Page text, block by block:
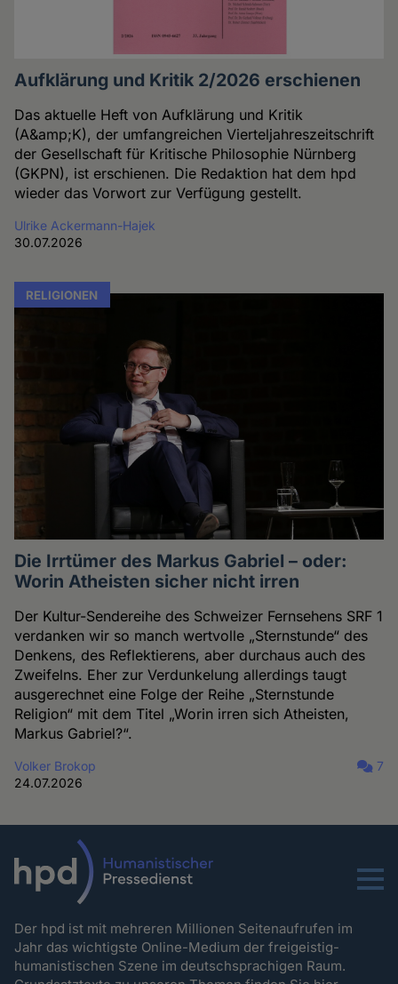
Aufklärung und Kritik 2/2026 erschienen
Das aktuelle Heft von Aufklärung und Kritik
(A&amp;K), der umfangreichen Vierteljahreszeitschrift
der Gesellschaft für Kritische Philosophie Nürnberg
(GKPN), ist erschienen. Die Redaktion hat dem hpd
wieder das Vorwort zur Verfügung gestellt.
Ulrike Ackermann-Hajek
30.07.2026
RELIGIONEN
Die Irrtümer des Markus Gabriel – oder:
Worin Atheisten sicher nicht irren
Der Kultur-Sendereihe des Schweizer Fernsehens SRF 1
verdanken wir so manch wertvolle „Sternstunde“ des
Denkens, des Reflektierens, aber durchaus auch des
Zweifelns. Eher zur Verdunkelung allerdings taugt
ausgerechnet eine Folge der Reihe „Sternstunde
Religion“ mit dem Titel „Worin irren sich Atheisten,
Markus Gabriel?“.
Volker Brokop
24.07.2026
7
Menu
Der hpd ist mit mehreren Millionen Seitenaufrufen im
Jahr das wichtigste Online-Medium der freigeistig-
humanistischen Szene im deutschsprachigen Raum.